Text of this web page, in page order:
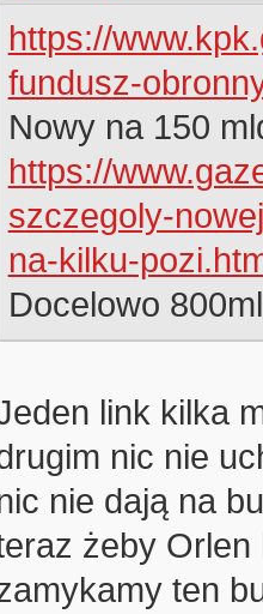
https://
fundusz-
Nowy na 150
https://
szczegoly-
na-kilku-
Docelowo
link kilka
nic nie
nie dają na
żeby Orlen
ten